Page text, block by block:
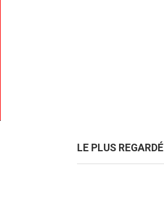
LE PLUS REGARDÉ